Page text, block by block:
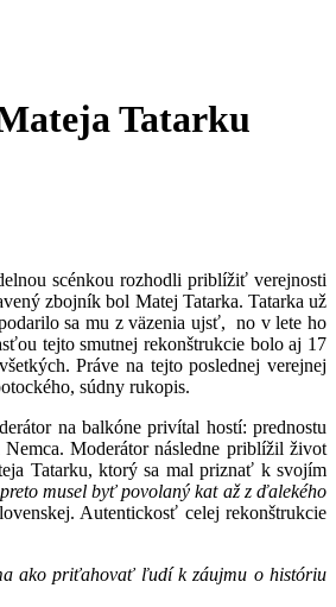
Tatarku
scénkou rozhodli priblížiť verejnosti
zbojník bol Matej Tatarka. Tatarka už
sa mu z väzenia ujsť, no v lete ho
tejto smutnej rekonštrukcie bolo aj 17
Práve na tejto poslednej verejnej
súdny rukopis.
na balkóne privítal hostí: prednostu
Moderátor následne priblížil život
Tatarku, ktorý sa mal priznať k svojím
musel byť povolaný kat až z ďalekého
Autentickosť celej rekonštrukcie
ako priťahovať ľudí k záujmu o históriu